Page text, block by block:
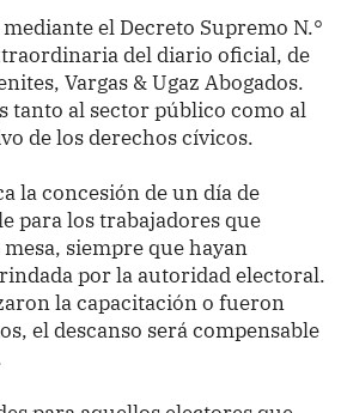
el Decreto Supremo N.°
del diario oficial, de
Vargas & Ugaz Abogados.
tanto al sector público como al
de los derechos cívicos.
la concesión de un día de
para los trabajadores que
siempre que hayan
por la autoridad electoral.
la capacitación o fueron
el descanso será compensable